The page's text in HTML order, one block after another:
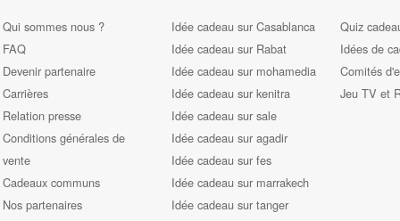
Qui sommes nous ?
FAQ
Devenir partenaire
Carrières
Relation presse
Conditions générales de
vente
Cadeaux communs
Nos partenaires
Idée cadeau sur Casablanca
Idée cadeau sur Rabat
Idée cadeau sur mohamedia
Idée cadeau sur kenitra
Idée cadeau sur sale
Idée cadeau sur agadir
Idée cadeau sur fes
Idée cadeau sur marrakech
Idée cadeau sur tanger
Quiz
Idées de
Comités
Jeu TV et